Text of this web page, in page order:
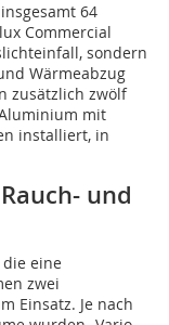
64
Commercial
sondern
Wärmeabzug
zusätzlich zwölf
mit
installiert, in
und
die eine
zwei
Einsatz. Je nach